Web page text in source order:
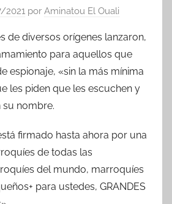
2021 por Aminatou El Ouali
de diversos orígenes lanzaron,
para aquellos que
espionaje, «sin la más mínima
les piden que les escuchen y
su nombre.
firmado hasta ahora por una
de todas las
del mundo, marroquíes
para ustedes, GRANDES